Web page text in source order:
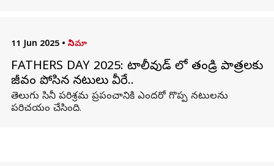
11 Jun 2025 • సినిమా
FATHERS DAY 2025: టాలీవుడ్ లో తండ్రి పాత్రలకు
జీవం పోసిన నటులు వీరే..
తెలుగు సినీ పరిశ్రమ ప్రపంచానికి ఎందరో గొప్ప నటులను
పరిచయం చేసింది.